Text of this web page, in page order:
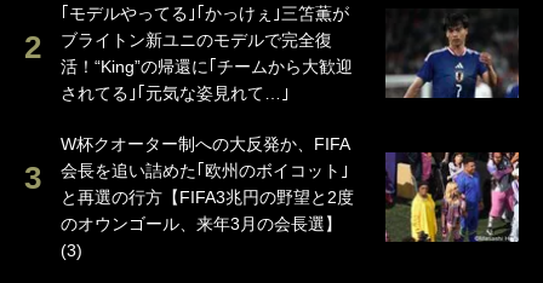
｢モデルやってる｣｢かっけぇ｣三笘薫が
ブライトン新ユニのモデルで完全復
活！“King”の帰還に｢チームから大歓迎
されてる｣｢元気な姿見れて…｣
W杯クオーター制への大反発か、FIFA
会長を追い詰めた｢欧州のボイコット｣
と再選の行方【FIFA3兆円の野望と2度
のオウンゴール、来年3月の会長選】
(3)